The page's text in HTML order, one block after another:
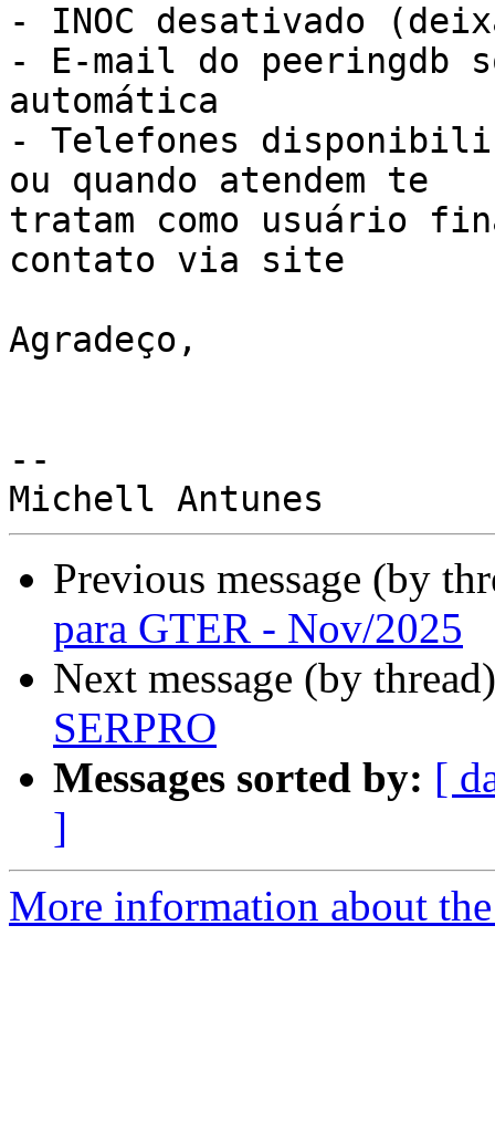
- INOC desativado
- E-mail do peeringdb
automática
- Telefones
ou quando atendem te
tratam como usuário
contato via site
Agradeço,
--
Previous message (by
para GTER - Nov/2025
Next message (by
SERPRO
Messages sorted by: [
]
More information about